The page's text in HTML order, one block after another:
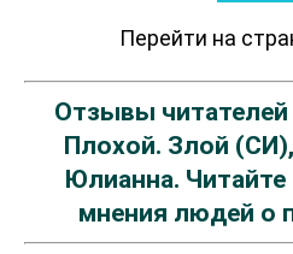
Перейти на
Отзывы читателей
Плохой. Злой
Юлианна.
мнения людей о